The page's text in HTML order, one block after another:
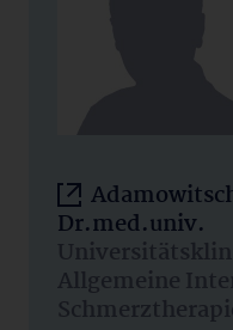
Dr.med.univ.
Allgemeine